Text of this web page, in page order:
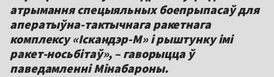
атрымання спецыяльных боепрыпасаў для
аператыўна-тактычнага ракетнага
комплексу «Іскандэр-М» і рыштунку імі
ракет-носьбітаў», – гаворыцца ў
паведамленні Мінабароны.